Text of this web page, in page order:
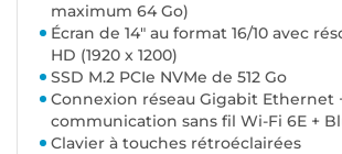
maximum 64 Go)
Écran de 14" au format 16/10 avec
HD (1920 x 1200)
SSD M.2 PCIe NVMe de 512 Go
Connexion réseau Gigabit Ethernet
communication sans fil Wi-Fi 6E +
Clavier à touches rétroéclairées